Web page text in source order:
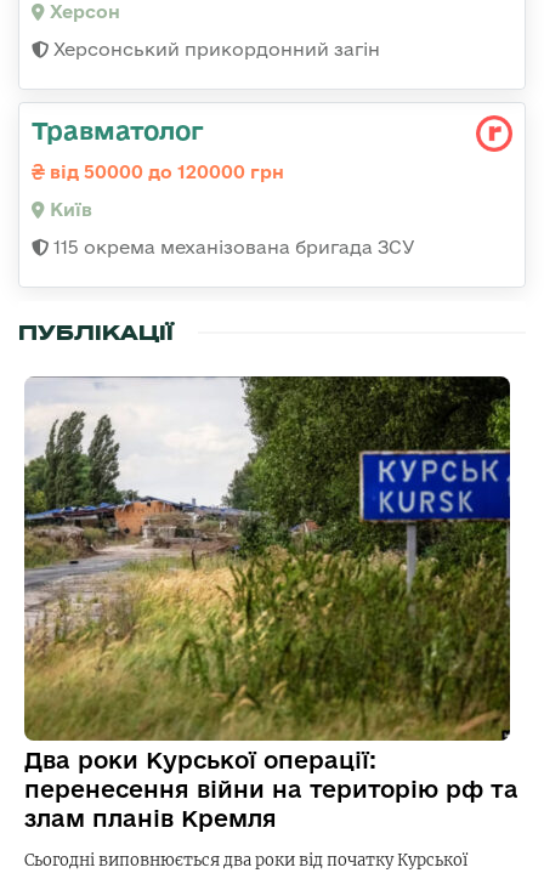
Херсон
Херсонський прикордонний загін
Травматолог
від 50000 до 120000 грн
Київ
115 окрема механізована бригада ЗСУ
ПУБЛІКАЦІЇ
Два роки Курської операції:
перенесення війни на територію рф та
злам планів Кремля
Сьогодні виповнюється два роки від початку Курської